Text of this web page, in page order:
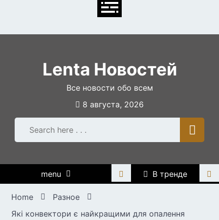
Lenta Новостей
Все новости обо всем
8 августа, 2026
menu В тренде
Home
Разное
Які конвектори є найкращими для опалення